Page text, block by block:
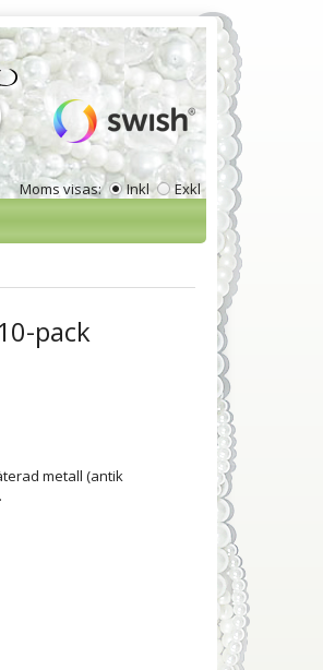
Moms visas: Inkl Exkl
pack
metall (antik